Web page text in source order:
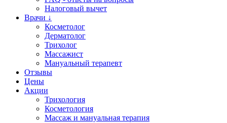
Налоговый вычет
Врачи ↓
Косметолог
Дерматолог
Трихолог
Массажист
Мануальный терапевт
Отзывы
Цены
Акции
Трихология
Косметология
Массаж и мануальная терапия